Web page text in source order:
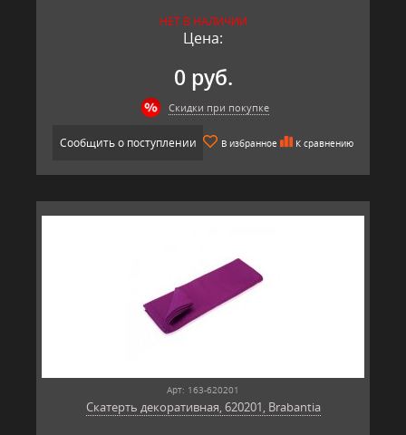
НЕТ В НАЛИЧИИ
Цена:
0 руб.
Скидки при покупке
Сообщить о поступлении В избранное К сравнению
Арт: 163-620201
Скатерть декоративная, 620201, Brabantia